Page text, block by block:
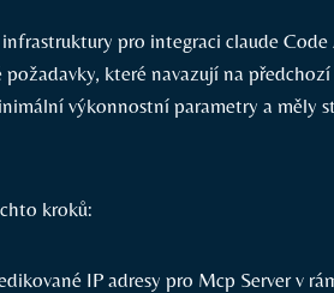
pro integraci claude
požadavky, které navazují na
výkonnostní parametry a měly
kroků:
IP adresy pro Mcp Server v⁢